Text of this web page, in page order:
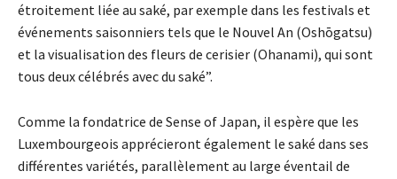
étroitement liée au saké, par exemple dans les festivals et
événements saisonniers tels que le Nouvel An (Oshōgatsu)
et la visualisation des fleurs de cerisier (Ohanami), qui sont
tous deux célébrés avec du saké”.
Comme la fondatrice de Sense of Japan, il espère que les
Luxembourgeois apprécieront également le saké dans ses
différentes variétés, parallèlement au large éventail de